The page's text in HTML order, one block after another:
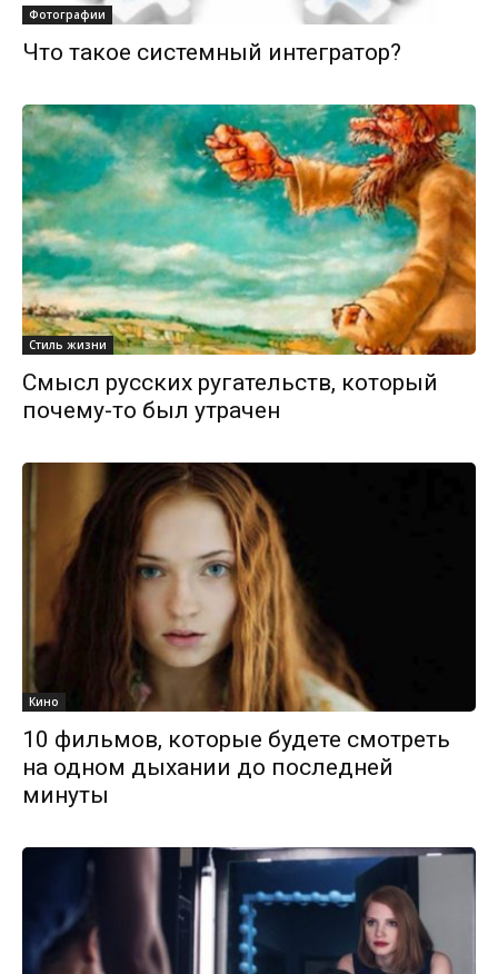
Фотографии
Что такое системный интегратор?
Стиль жизни
Смысл русских ругательств, который
почему-то был утрачен
Кино
10 фильмов, которые будете смотреть
на одном дыхании до последней
минуты